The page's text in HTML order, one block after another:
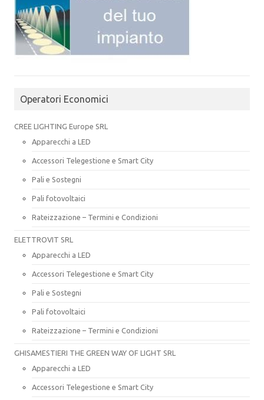
Operatori Economici
CREE LIGHTING Europe SRL
Apparecchi a LED
Accessori Telegestione e Smart City
Pali e Sostegni
Pali fotovoltaici
Rateizzazione – Termini e Condizioni
ELETTROVIT SRL
Apparecchi a LED
Accessori Telegestione e Smart City
Pali e Sostegni
Pali fotovoltaici
Rateizzazione – Termini e Condizioni
GHISAMESTIERI THE GREEN WAY OF LIGHT SRL
Apparecchi a LED
Accessori Telegestione e Smart City